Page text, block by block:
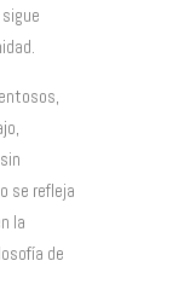
se refleja
la
de